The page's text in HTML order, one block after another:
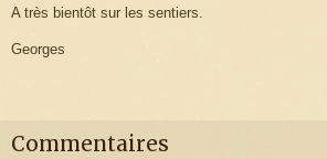
A très bientôt sur les sentiers.
Georges
Commentaires